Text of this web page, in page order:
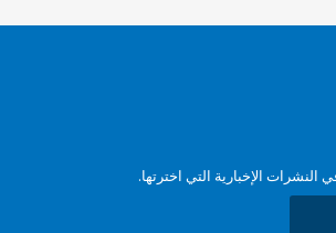
الإخبارية التي اخترتها.